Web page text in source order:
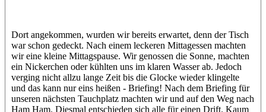
Dort angekommen, wurden wir bereits erwartet, denn der Tisch
war schon gedeckt. Nach einem leckeren Mittagessen machten
wir eine kleine Mittagspause. Wir genossen die Sonne, machten
ein Nickerchen oder kühlten uns im klaren Wasser ab. Jedoch
verging nicht allzu lange Zeit bis die Glocke wieder klingelte
und das kann nur eins heißen - Briefing! Nach dem Briefing für
unseren nächsten Tauchplatz machten wir und auf den Weg nach
Ham Ham. Diesmal entschieden sich alle für einen Drift. Kaum